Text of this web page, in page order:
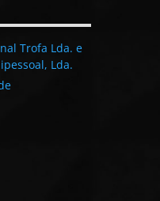
Trofa Lda. e
Lda.